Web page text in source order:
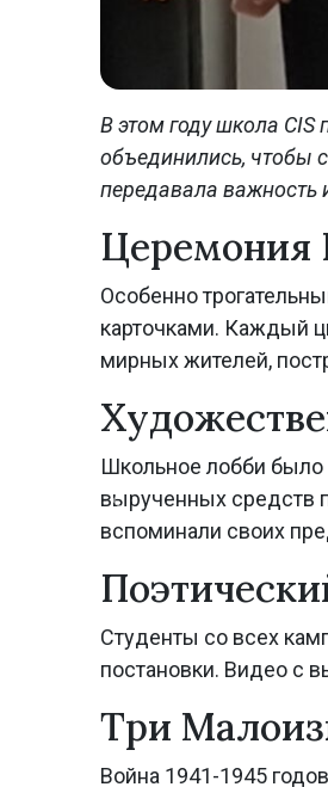
В этом году школа
объединились, чтобы
передавала важность
Церемония
Особенно
карточками. Каждый
мирных жителей,
Школьное лобби было
вырученных средств
вспоминали своих
Студенты со всех
постановки. Видео с
Три
Война 1941-1945
Previous